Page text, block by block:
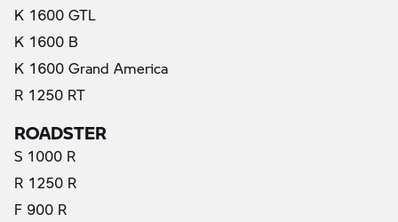
K 1600 GTL
K 1600 B
K 1600 Grand America
R 1250 RT
ROADSTER
S 1000 R
R 1250 R
F 900 R